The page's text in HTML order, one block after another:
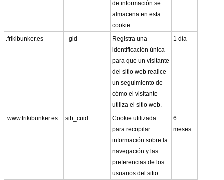
de información se
almacena en esta
cookie.
.frikibunker.es _gid
Registra una
identificación única
para que un visitante
del sitio web realice
un seguimiento de
cómo el visitante
utiliza el sitio web.
1 día
.www.frikibunker.es sib_cuid
Cookie utilizada
para recopilar
información sobre la
navegación y las
preferencias de los
usuarios del sitio.
6
meses